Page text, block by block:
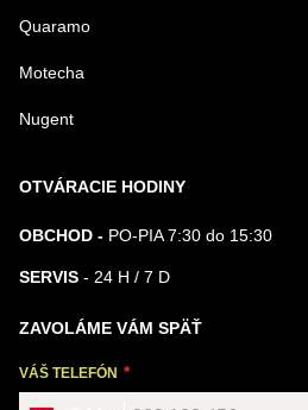
Quaramo
Motecha
Nugent
OTVÁRACIE HODINY
OBCHOD - PO-PIA 7:30 do 15:30
SERVIS - 24 H / 7 D
ZAVOLÁME VÁM SPÄŤ
VÁŠ TELEFÓN